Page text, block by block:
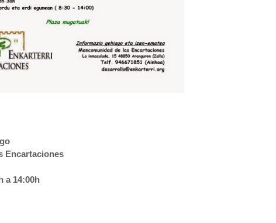
Encartaciones
a 14:00h